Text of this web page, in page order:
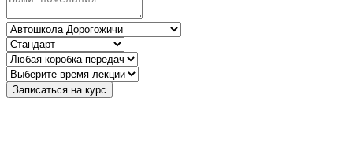
Записаться на курс